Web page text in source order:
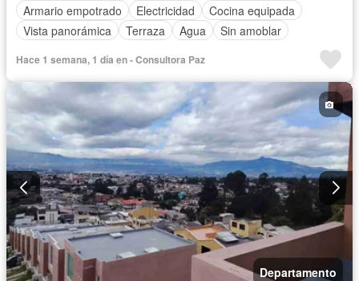
Armario empotrado
Electricidad
Cocina equipada
Vista panorámica
Terraza Agua Sin amoblar
Hace 1 semana, 1 día en - Consultora Paz
Departamento